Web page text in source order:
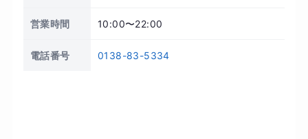
営業時間 10:00〜22:00
電話番号 0138-83-5334